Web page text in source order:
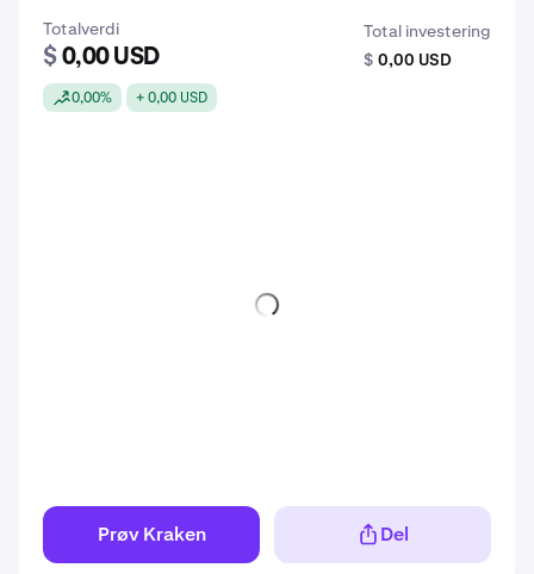
Totalverdi
$ 0,00 USD
0,00% + 0,00 USD
Total investering
$ 0,00 USD
Prøv Kraken Del